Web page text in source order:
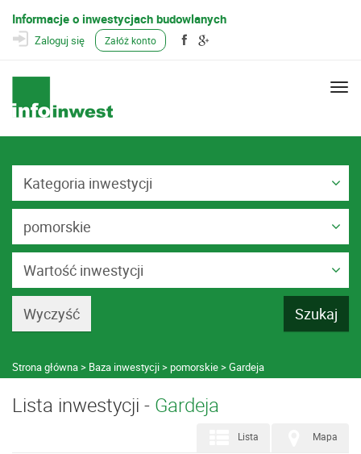
Informacje o inwestycjach budowlanych
Zaloguj się Załóż konto
Kategoria inwestycji
pomorskie
Wartość inwestycji
Strona główna Baza inwestycji pomorskie Gardeja
Lista inwestycji - Gardeja
Mapa
Lista